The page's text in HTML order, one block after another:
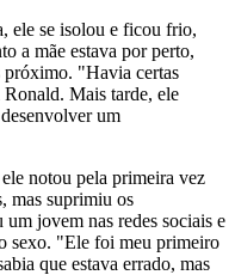
ele se isolou e ficou frio,
a mãe estava por perto,
próximo. "Havia certas
Mais tarde, ele
um
notou pela primeira vez
mas suprimiu os
jovem nas redes sociais e
sexo. "Ele foi meu primeiro
que estava errado, mas